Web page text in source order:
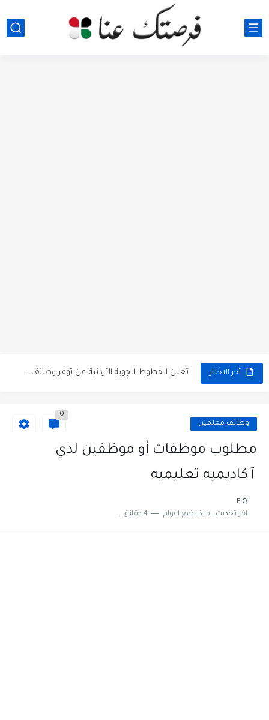
أخر الاخبار تعلن الخطوط الجوية الأردنية عن توفر وظائف شاغرة لمضيفي طيران
مطلوب عامل نظافة عدد 2 بدوام كامل او جزئي في... وظائف معلمين
0
مطلوب موظفات أو موظفين لدي
ٱكاديميه تعليميه
F.Q
اخر تحديث : منذ بضع اعوام 4 دقائق للقراءة